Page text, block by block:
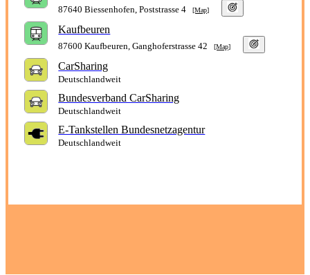
87640 Biessenhofen, Poststrasse 4[Map]
Kaufbeuren
87600 Kaufbeuren, Ganghoferstrasse 42[Map]
CarSharing
Deutschlandweit
Bundesverband CarSharing
Deutschlandweit
E-Tankstellen Bundesnetzagentur
Deutschlandweit